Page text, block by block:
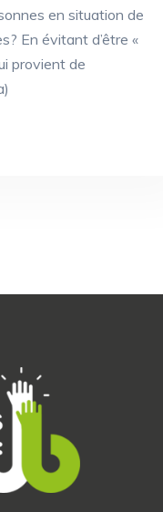
en situation de
En évitant d’être «
provient de